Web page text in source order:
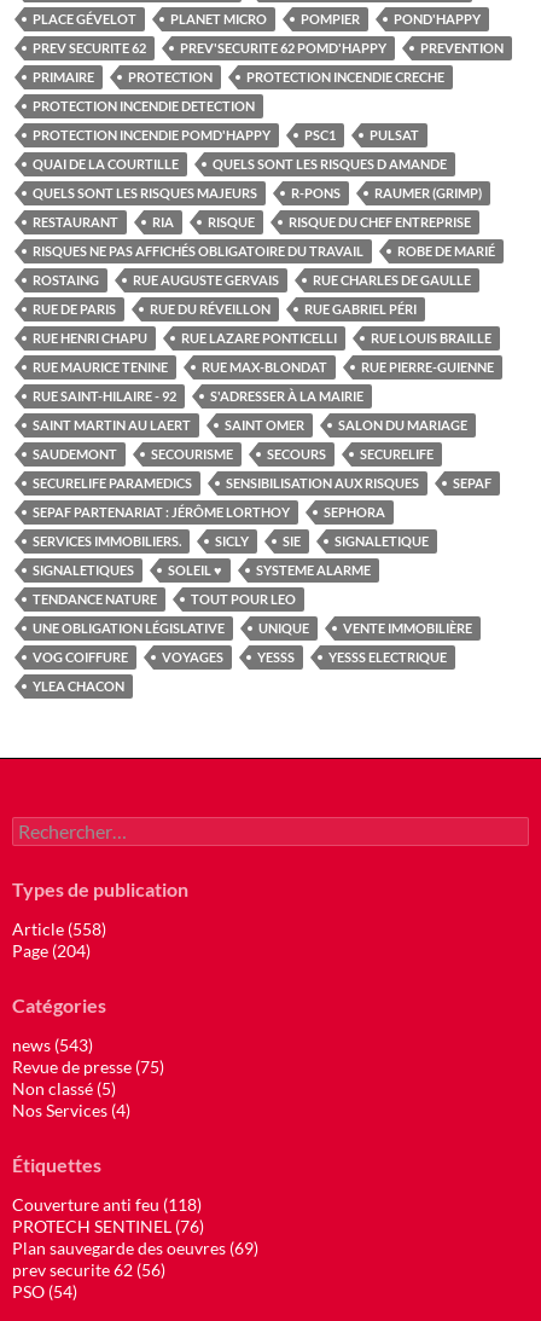
PLACE GÉVELOT
PLANET MICRO POMPIER
POND'HAPPY
PREV SECURITE 62
PREV'SECURITE 62 POMD'HAPPY
PREVENTION
PRIMAIRE
PROTECTION
PROTECTION INCENDIE CRECHE
PROTECTION INCENDIE DETECTION
PROTECTION INCENDIE POMD'HAPPY
PSC1
PULSAT
QUAI DE LA COURTILLE
QUELS SONT LES RISQUES D AMANDE
QUELS SONT LES RISQUES MAJEURS
R-PONS
RAUMER (GRIMP)
RESTAURANT
RIA RISQUE
RISQUE DU CHEF ENTREPRISE
RISQUES NE PAS AFFICHÉS OBLIGATOIRE DU TRAVAIL
ROBE DE MARIÉ
ROSTAING
RUE AUGUSTE GERVAIS
RUE CHARLES DE GAULLE
RUE DE PARIS
RUE DU RÉVEILLON
RUE GABRIEL PÉRI
RUE HENRI CHAPU
RUE LAZARE PONTICELLI
RUE LOUIS BRAILLE
RUE MAURICE TENINE
RUE MAX-BLONDAT
RUE PIERRE-GUIENNE
RUE SAINT-HILAIRE - 92
S'ADRESSER À LA MAIRIE
SAINT MARTIN AU LAERT
SAINT OMER
SALON DU MARIAGE
SAUDEMONT
SECOURISME SECOURS
SECURELIFE
SECURELIFE PARAMEDICS
SENSIBILISATION AUX RISQUES
SEPAF
SEPAF PARTENARIAT : JÉRÔME LORTHOY
SEPHORA
SERVICES IMMOBILIERS.
SICLY SIE
SIGNALETIQUE
SIGNALETIQUES
SOLEIL ♥
SYSTEME ALARME
TENDANCE NATURE
TOUT POUR LEO
UNE OBLIGATION LÉGISLATIVE
UNIQUE
VENTE IMMOBILIÈRE
VOG COIFFURE
VOYAGES YESSS
YESSS ELECTRIQUE
YLEA CHACON
Rechercher :
Types de publication
Article (558)
Page (204)
Catégories
news (543)
Revue de presse (75)
Non classé (5)
Nos Services (4)
Étiquettes
Couverture anti feu (118)
PROTECH SENTINEL (76)
Plan sauvegarde des oeuvres (69)
prev securite 62 (56)
PSO (54)